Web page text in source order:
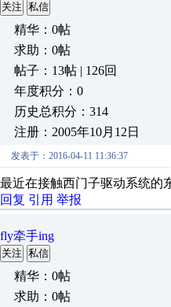
关注 私信
精华：0帖
求助：0帖
帖子：13帖 | 126回
年度积分：0
历史总积分：314
注册：2005年10月12日
发表于：2016-04-11 11:36:37
最近在接触西门子驱动系统的
回复 引用 举报
fly牵手ing
关注 私信
精华：0帖
求助：0帖